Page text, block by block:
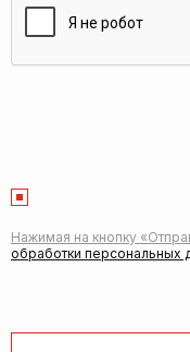
Нажимая на кнопку
обработки персональных